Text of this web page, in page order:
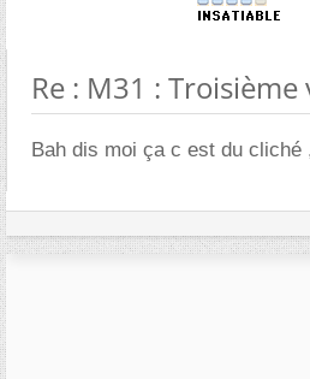
Re : M31 : Troisième
Bah dis moi ça c est du cliché